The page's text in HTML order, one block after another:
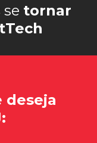
tornar
deseja